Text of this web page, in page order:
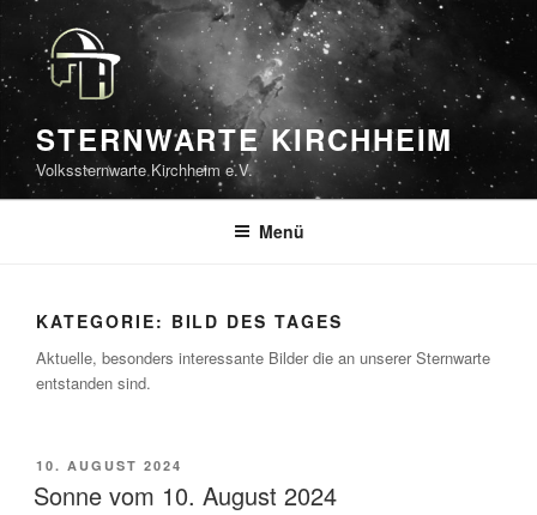
Zum
Inhalt
springen
STERNWARTE KIRCHHEIM
Volkssternwarte Kirchheim e.V.
Menü
KATEGORIE: BILD DES TAGES
Aktuelle, besonders interessante Bilder die an unserer Sternwarte
entstanden sind.
VERÖFFENTLICHT
AM
10. AUGUST 2024
Sonne vom 10. August 2024